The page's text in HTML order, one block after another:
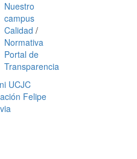
Nuestro
campus
Calidad /
Normativa
Portal de
Transparencia
UCJC
Felipe